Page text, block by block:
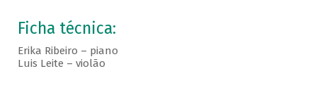
Ficha técnica:
Erika Ribeiro – piano
Luis Leite – violão